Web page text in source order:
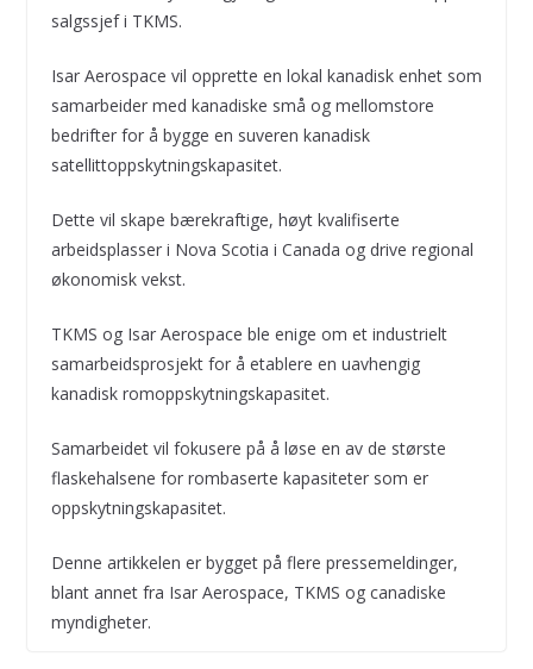
salgssjef i TKMS.
Isar Aerospace vil opprette en lokal kanadisk enhet som
samarbeider med kanadiske små og mellomstore
bedrifter for å bygge en suveren kanadisk
satellittoppskytningskapasitet.
Dette vil skape bærekraftige, høyt kvalifiserte
arbeidsplasser i Nova Scotia i Canada og drive regional
økonomisk vekst.
TKMS og Isar Aerospace ble enige om et industrielt
samarbeidsprosjekt for å etablere en uavhengig
kanadisk romoppskytningskapasitet.
Samarbeidet vil fokusere på å løse en av de største
flaskehalsene for rombaserte kapasiteter som er
oppskytningskapasitet.
Denne artikkelen er bygget på flere pressemeldinger,
blant annet fra Isar Aerospace, TKMS og canadiske
myndigheter.